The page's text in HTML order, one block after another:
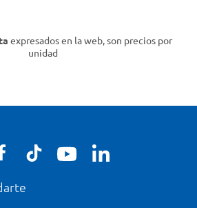
expresados en la web, son precios por
unidad